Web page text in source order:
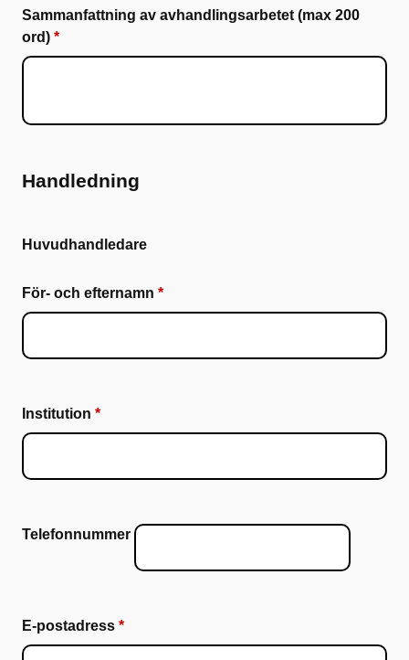
Sammanfattning av avhandlingsarbetet (max 200
ord)
Handledning
Huvudhandledare
För- och efternamn
Institution
Telefonnummer
E-postadress